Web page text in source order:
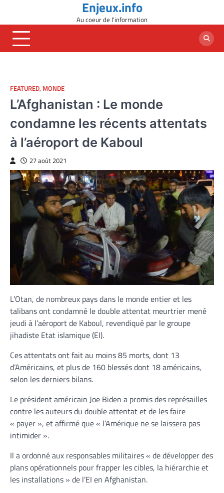
content
Enjeux.info
Au coeur de l'information
FEATURED, MONDE
L’Afghanistan : Le monde
condamne les récents attentats
à l’aéroport de Kaboul
27 août 2021
L’Otan, de nombreux pays dans le monde entier et les
talibans ont condamné le double attentat meurtrier mené
jeudi à l’aéroport de Kaboul, revendiqué par le groupe
jihadiste Etat islamique (EI).
Ces attentats ont fait au moins 85 morts, dont 13
d’Américains, et plus de 160 blessés dont 18 américains,
selon les derniers bilans.
Le président américain Joe Biden a promis des représailles
contre les auteurs du double attentat et de les faire
« payer », et affirmé que « l’Amérique ne se laissera pas
intimider ».
Il a ordonné aux responsables militaires « de développer des
plans opérationnels pour frapper les cibles, la hiérarchie et
les installations » de l’EI en Afghanistan.